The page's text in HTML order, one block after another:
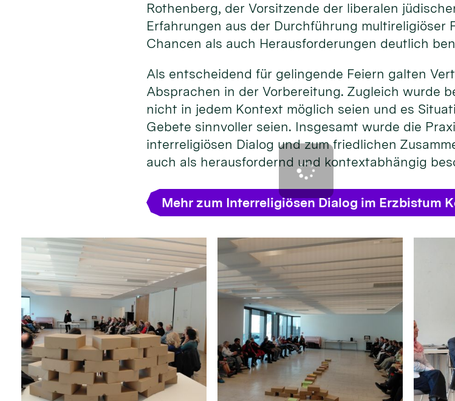
Rothenberg, der Vorsitzende der liberalen
Erfahrungen aus der Durchführung multireligiöser
Chancen als auch Herausforderungen deutlich
Als entscheidend für gelingende Feiern galten
Absprachen in der Vorbereitung. Zugleich wurde
nicht in jedem Kontext möglich seien und es
Gebete sinnvoller seien. Insgesamt wurde die
interreligiösen Dialog und zum friedlichen
auch als herausfordernd und kontextabhängig
Mehr zum Interreligiösen Dialog im Erzbistum